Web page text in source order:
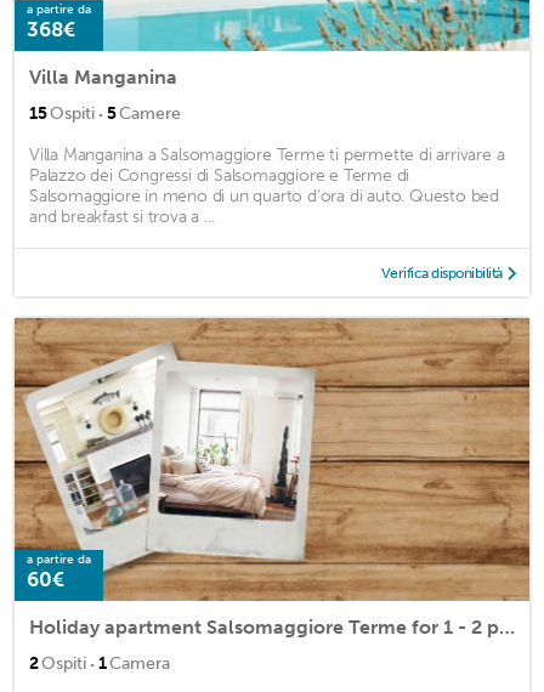
a partire da
368€
Villa Manganina
15Ospiti · 5Camere
Villa Manganina a Salsomaggiore Terme ti permette di arrivare a
Palazzo dei Congressi di Salsomaggiore e Terme di
Salsomaggiore in meno di un quarto d'ora di auto. Questo bed
and breakfast si trova a ...
Verifica disponibilità
a partire da
60€
Holiday apartment Salsomaggiore Terme for 1 - 2 persons with 1 bedroom - Holiday apartment
2Ospiti · 1Camera